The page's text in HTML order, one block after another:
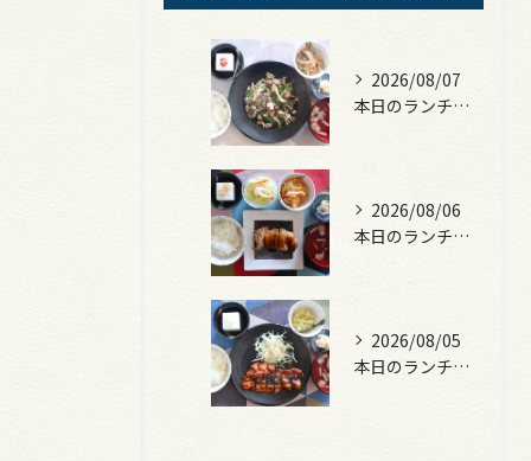
2026/08/07
本日のランチは、黒毛和牛のチャプチェ！
2026/08/06
本日のランチは、照焼きチキン！
2026/08/05
本日のランチは、ロース豚カツ梅はさみ！